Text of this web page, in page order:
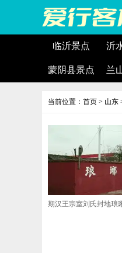
临沂景点 沂
蒙阴县景点 兰
当前位置： 首页 > 山东
期汉王宗室刘氏封地琅